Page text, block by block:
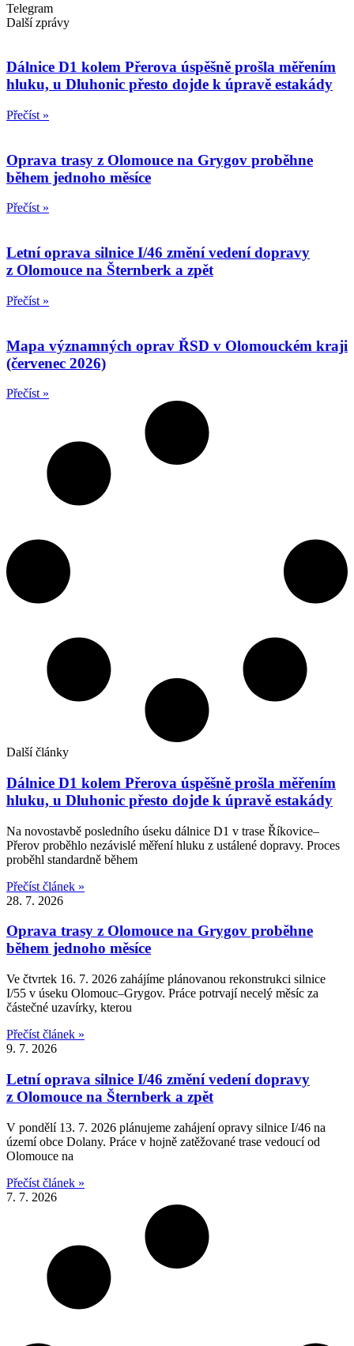
Telegram
Další zprávy
Dálnice D1 kolem Přerova úspěšně prošla měřením
hluku, u Dluhonic přesto dojde k úpravě estakády
Přečíst »
Oprava trasy z Olomouce na Grygov proběhne
během jednoho měsíce
Přečíst »
Letní oprava silnice I/46 změní vedení dopravy
z Olomouce na Šternberk a zpět
Přečíst »
Mapa významných oprav ŘSD v Olomouckém kraji
(červenec 2026)
Přečíst »
Další články
Dálnice D1 kolem Přerova úspěšně prošla měřením
hluku, u Dluhonic přesto dojde k úpravě estakády
Na novostavbě posledního úseku dálnice D1 v trase Říkovice–
Přerov proběhlo nezávislé měření hluku z ustálené dopravy. Proces
proběhl standardně během
Přečíst článek »
28. 7. 2026
Oprava trasy z Olomouce na Grygov proběhne
během jednoho měsíce
Ve čtvrtek 16. 7. 2026 zahájíme plánovanou rekonstrukci silnice
I/55 v úseku Olomouc–Grygov. Práce potrvají necelý měsíc za
částečné uzavírky, kterou
Přečíst článek »
9. 7. 2026
Letní oprava silnice I/46 změní vedení dopravy
z Olomouce na Šternberk a zpět
V pondělí 13. 7. 2026 plánujeme zahájení opravy silnice I/46 na
území obce Dolany. Práce v hojně zatěžované trase vedoucí od
Olomouce na
Přečíst článek »
7. 7. 2026